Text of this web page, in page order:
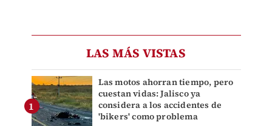
LAS MÁS VISTAS
Las motos ahorran tiempo, pero
cuestan vidas: Jalisco ya
considera a los accidentes de
'bikers' como problema